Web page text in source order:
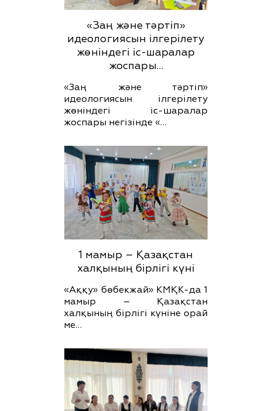
«Заң және тәртіп»
идеологиясын ілгерілету
жөніндегі іс-шаралар
жоспары…
«Заң және тәртіп»
идеологиясын ілгерілету
жөніндегі іс-шаралар
жоспары негізінде «…
1 мамыр – Қазақстан
халқының бірлігі күні
«Аққу» бөбекжай» КМҚК-да 1
мамыр – Қазақстан
халқының бірлігі күніне орай
ме…